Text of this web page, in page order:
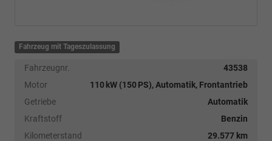
Fahrzeug mit Tageszulassung
Fahrzeugnr.
43538
Motor
110 kW (150 PS), Automatik, Frontantrieb
Getriebe
Automatik
Kraftstoff
Benzin
Kilometerstand
29.577 km